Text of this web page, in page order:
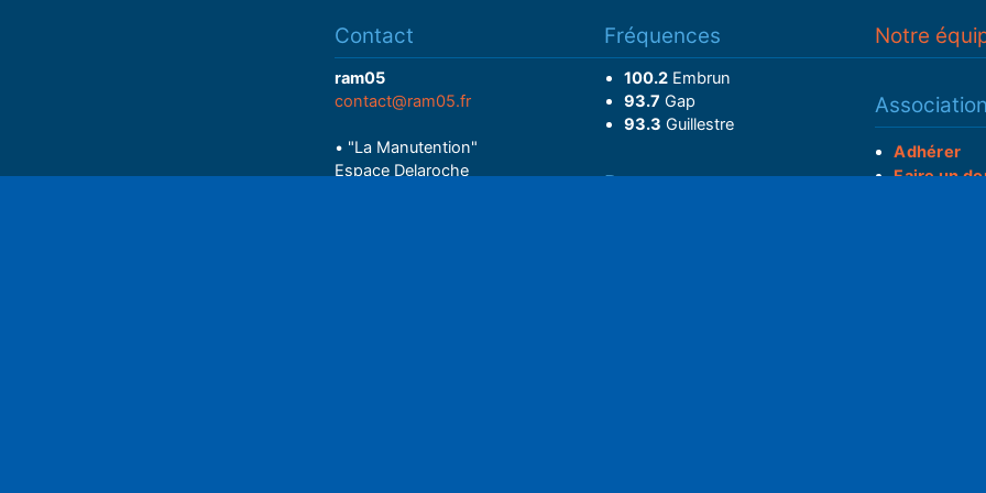
Contact
ram05
contact@ram05.fr
• "La Manutention"
Espace Delaroche
Fréquences
100.2Embrun
93.7 Gap
93.3 Guillestre
Retrouvez-nous sur
Notre
Association
Adhérer
Faire un